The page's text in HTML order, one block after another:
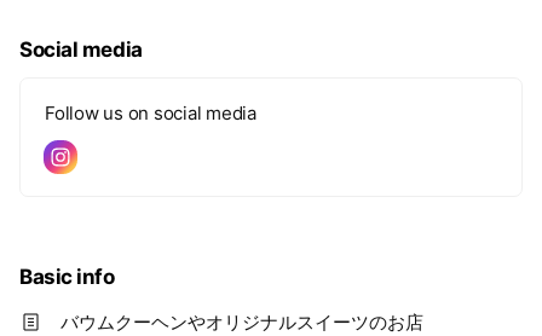
Social media
Follow us on social media
Basic info
バウムクーヘンやオリジナルスイーツのお店